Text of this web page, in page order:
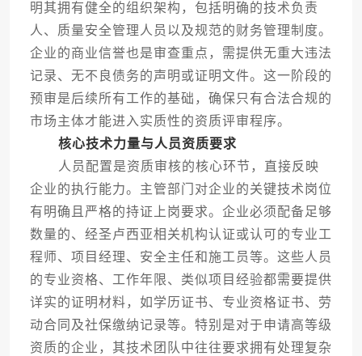
明其拥有健全的组织架构，包括明确的技术负责
人、质量安全管理人员以及规范的财务管理制度。
企业的商业信誉也是审查重点，需提供无重大违法
记录、无不良债务的声明或证明文件。这一阶段的
预审是后续所有工作的基础，确保只有合法合规的
市场主体才能进入实质性的资质评审程序。
核心技术力量与人员资质要求
人员配置是资质审核的核心环节，直接反映
企业的执行能力。主管部门对企业的关键技术岗位
有明确且严格的持证上岗要求。企业必须配备足够
数量的、经圣卢西亚相关机构认证或认可的专业工
程师、项目经理、安全主任和施工员等。这些人员
的专业资格、工作年限、类似项目经验都需要提供
详实的证明材料，如学历证书、专业资格证书、劳
动合同及社保缴纳记录等。特别是对于申请高等级
资质的企业，其技术团队中往往要求拥有处理复杂